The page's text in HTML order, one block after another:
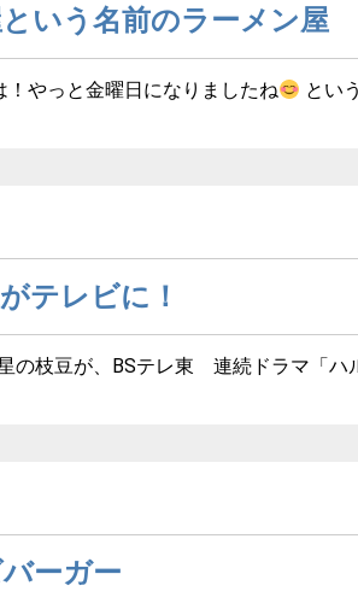
いう名前のラーメン屋
！やっと金曜日になりましたね
とい
テレビに！
の枝豆が、BSテレ東 連続ドラマ「ハ
ーガー